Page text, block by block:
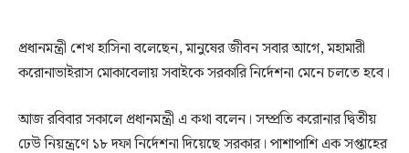
প্রধানমন্ত্রী শেখ হাসিনা বলেছেন, মানুষের জীবন সবার আগে, মহামারী
করোনাভাইরাস মোকাবেলায় সবাইকে সরকারি নির্দেশনা মেনে চলতে হবে।
আজ রবিবার সকালে প্রধানমন্ত্রী এ কথা বলেন। সম্প্রতি করোনার দ্বিতীয়
ঢেউ নিয়ন্ত্রণে ১৮ দফা নির্দেশনা দিয়েছে সরকার। পাশাপাশি এক সপ্তাহের